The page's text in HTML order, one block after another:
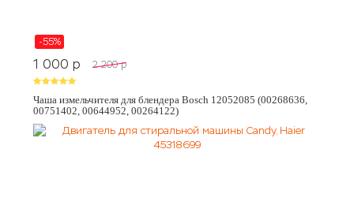
-55%
1 000 p 2 200 p
Чаша измельчителя для блендера Bosch 12052085 (00268636,
00751402, 00644952, 00264122)